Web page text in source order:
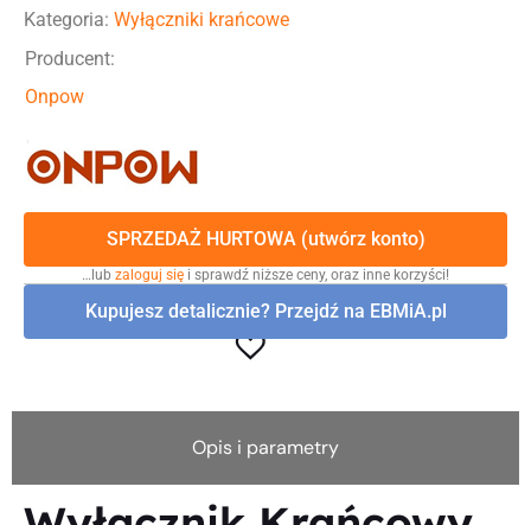
Kategoria: Wyłączniki krańcowe
Producent:
Onpow
SPRZEDAŻ HURTOWA (utwórz konto)
…lub zaloguj się i sprawdź niższe ceny, oraz inne korzyści!
Kupujesz detalicznie? Przejdź na EBMiA.pl
Opis i parametry